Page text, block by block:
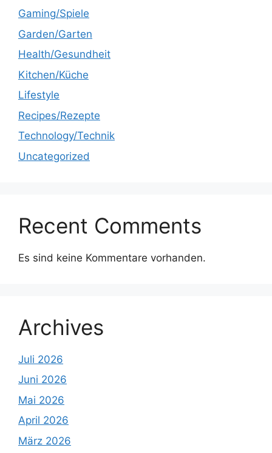
Gaming/Spiele
Garden/Garten
Health/Gesundheit
Kitchen/Küche
Lifestyle
Recipes/Rezepte
Technology/Technik
Uncategorized
Recent Comments
Es sind keine Kommentare vorhanden.
Archives
Juli 2026
Juni 2026
Mai 2026
April 2026
März 2026